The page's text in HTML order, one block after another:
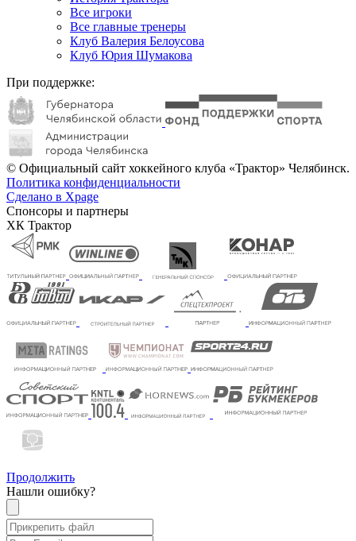
Все игроки
Все главные тренеры
Клуб Валерия Белоусова
Клуб Юрия Шумакова
При поддержке:
© Официальный сайт хоккейного клуба «Трактор» Челябинск.
Политика конфиденциальности
Сделано в Xpage
Спонсоры и партнеры
ХК Трактор
Продолжить
Нашли ошибку?